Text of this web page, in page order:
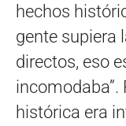
hechos
gente supiera
directos, eso
incomodaba”.
histórica era